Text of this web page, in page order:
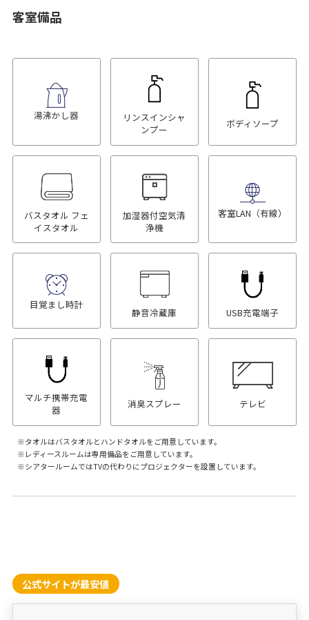
客室備品
湯沸かし器
リンスインシャ
ンプー
ボディソープ
バスタオル フェ
イスタオル
加湿器付空気清
浄機
客室LAN（有線）
目覚まし時計
静音冷蔵庫 USB充電端子
マルチ携帯充電
器
消臭スプレー テレビ
タオルはバスタオルとハンドタオルをご用意しています。
レディースルームは専用備品をご用意しています。
シアタールームではTVの代わりにプロジェクターを設置しています。
公式サイトが最安値